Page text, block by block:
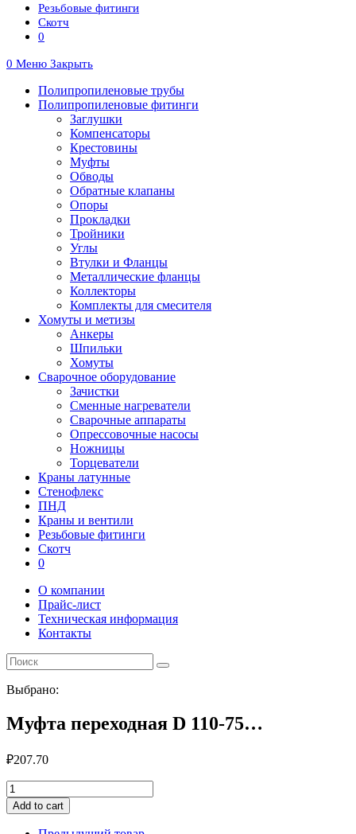
Резьбовые фитинги
Скотч
0
0 Меню Закрыть
Полипропиленовые трубы
Полипропиленовые фитинги
Заглушки
Компенсаторы
Крестовины
Муфты
Обводы
Обратные клапаны
Опоры
Прокладки
Тройники
Углы
Втулки и Фланцы
Металлические фланцы
Коллекторы
Комплекты для смесителя
Хомуты и метизы
Анкеры
Шпильки
Хомуты
Сварочное оборудование
Зачистки
Сменные нагреватели
Сварочные аппараты
Опрессовочные насосы
Ножницы
Торцеватели
Краны латунные
Стенофлекс
ПНД
Краны и вентили
Резьбовые фитинги
Скотч
0
О компании
Прайс-лист
Техническая информация
Контакты
Выбрано:
Муфта переходная D 110-75…
₽207.70
Муфта
переходная
D
110-
Add to cart